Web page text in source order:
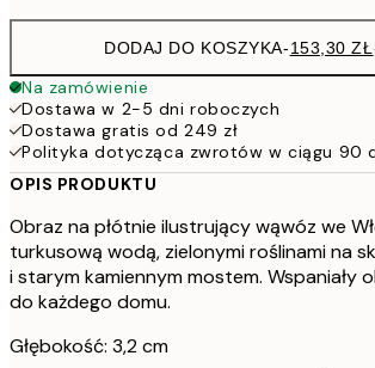
DODAJ DO KOSZYKA-153,30 ZŁ
Na zamówienie
Dostawa w 2-5 dni roboczych
Dostawa gratis od 249 zł
Polityka dotycząca zwrotów w ciągu 90
OPIS PRODUKTU
Obraz na płótnie ilustrujący wąwóz we
turkusową wodą, zielonymi roślinami na
i starym kamiennym mostem. Wspaniały
do każdego domu.
Głębokość: 3,2 cm